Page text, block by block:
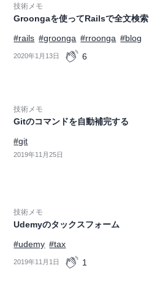
技術メモ
Groongaを使ってRailsで全文検索
#rails #groonga #rroonga #blog
2020年1月13日 6
技術メモ
Gitのコマンドを自動補完する
#git
2019年11月25日
技術メモ
Udemyのタックスフォーム
#udemy #tax
2019年11月1日 1